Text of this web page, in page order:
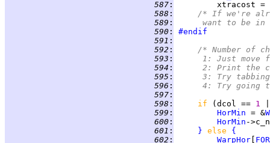
587 :
         xtracost =
588 :
/* If we're
589 :
want to be
590 :
#endif
591 :
592 :
/* Number of
593 :
1: Just move
594 :
2: Print the
595 :
3: Try
596 :
4: Try going
597 :
598 : if (dcol == 1
599 : HorMin = &
600 :
HorMin
601 : } else {
602 : WarpHor